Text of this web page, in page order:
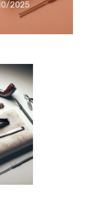
2025